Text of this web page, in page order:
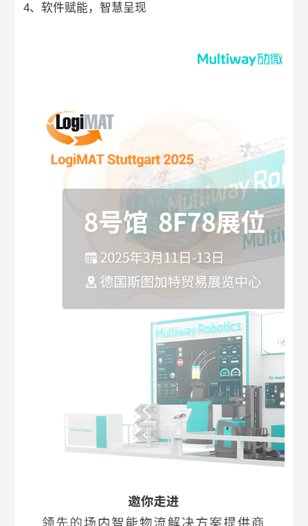
4、软件赋能，智慧呈现